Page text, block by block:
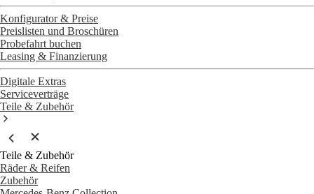
Konfigurator & Preise
Preislisten und Broschüren
Probefahrt buchen
Leasing & Finanzierung
Digitale Extras
Serviceverträge
Teile & Zubehör
Teile & Zubehör
Räder & Reifen
Zubehör